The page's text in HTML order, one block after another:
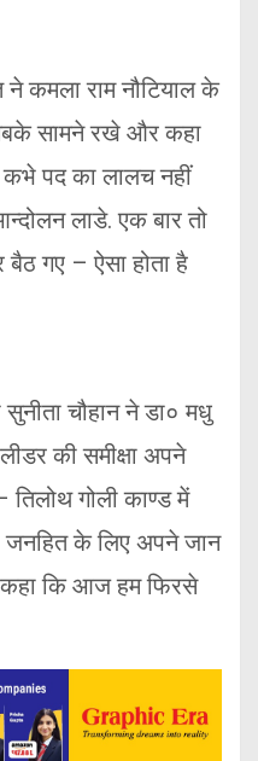
ने कमला राम नौटियाल के
सामने रखे और कहा
कभे पद का लालच नहीं
लाडे. एक बार तो
गए – ऐसा होता है
सुनीता चौहान ने डा० मधु
की समीक्षा अपने
तिलोथ गोली काण्ड में
के लिए अपने जान
कहा कि आज हम फिरसे